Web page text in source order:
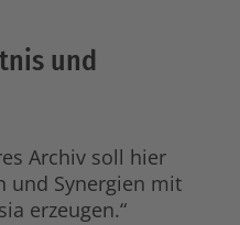
und
Archiv soll hier
und Synergien mit
erzeugen.“